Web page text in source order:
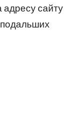
адресу сайту
подальших